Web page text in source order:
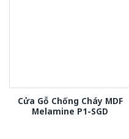
Cửa Gỗ Chống Cháy MDF
Melamine P1-SGD